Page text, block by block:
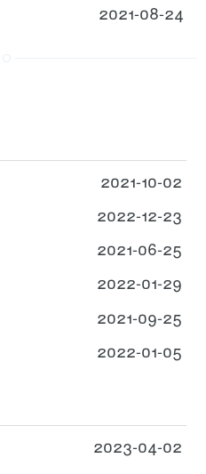
2021-08-24
2021-10-02
2022-12-23
2021-06-25
2022-01-29
2021-09-25
2022-01-05
2023-04-02